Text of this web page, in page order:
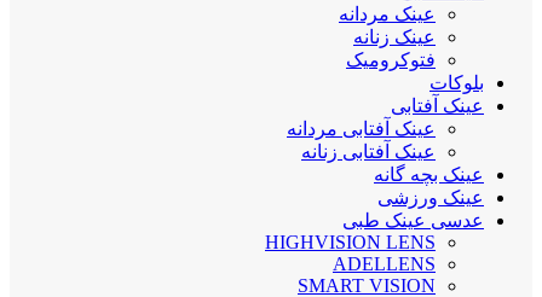
عینک مردانه
عینک زنانه
فتوکرومیک
بلوکات
عینک آفتابی
عینک آفتابی مردانه
عینک آفتابی زنانه
عینک بچه گانه
عینک ورزشی
عدسی عینک طبی
HIGHVISION LENS
ADELLENS
SMART VISION